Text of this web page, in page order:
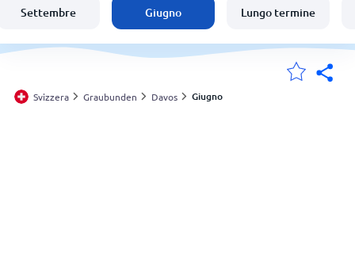
Italia
Le mie località
Settembre Giugno Lungo termine
Svizzera Graubunden Davos Giugno